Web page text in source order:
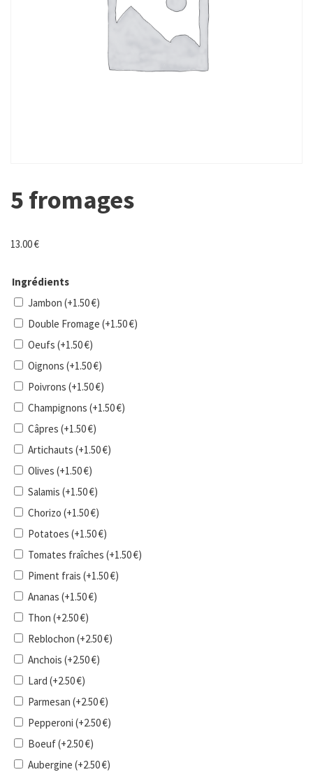
5 fromages
13.00€
Ingrédients
Jambon (+1.50€)
Double Fromage (+1.50€)
Oeufs (+1.50€)
Oignons (+1.50€)
Poivrons (+1.50€)
Champignons (+1.50€)
Câpres (+1.50€)
Artichauts (+1.50€)
Olives (+1.50€)
Salamis (+1.50€)
Chorizo (+1.50€)
Potatoes (+1.50€)
Tomates fraîches (+1.50€)
Piment frais (+1.50€)
Ananas (+1.50€)
Thon (+2.50€)
Reblochon (+2.50€)
Anchois (+2.50€)
Lard (+2.50€)
Parmesan (+2.50€)
Pepperoni (+2.50€)
Boeuf(+2.50€)
Aubergine (+2.50€)